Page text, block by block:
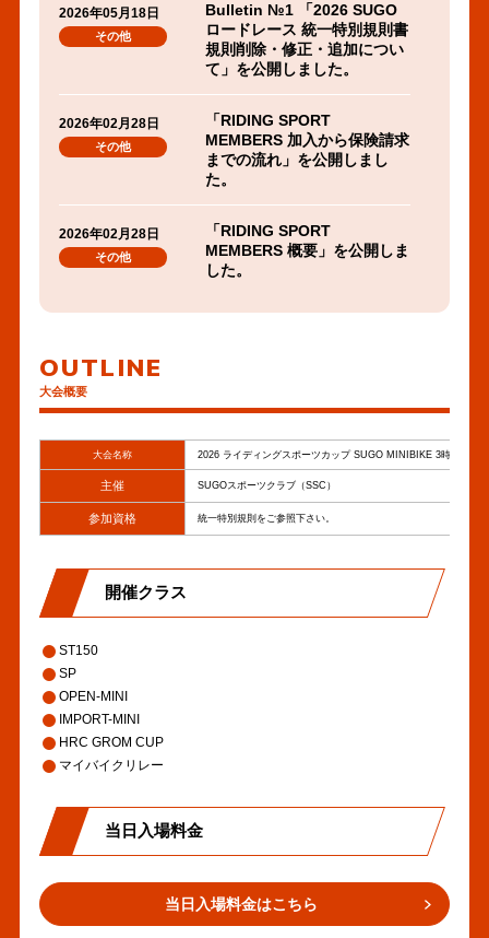
2026年05月18日
その他
Bulletin №1 「2026 SUGO
ロードレース 統一特別規則書
規則削除・修正・追加につい
て」を公開しました。
へ
の
ン
ク
2026年02月28日
その他
「RIDING SPORT
MEMBERS 加入から保険請求
までの流れ」を公開しまし
た。
へ
の
2026年02月28日
その他
「RIDING SPORT
MEMBERS 概要」を公開しま
した。
の
リ
ン
ク
2026年02月13日
「エントリー」を公開しまし
2026年01月12日
その他
大会概要を公開しました。
2026年01月12日
リザルト
■ 関係書類・リザルト・フォ
OUTLINE
大会概要
大会名称 2026 ライディングスポーツカップ SUGO MINIBIKE 3時間耐久
主催 SUGOスポーツクラブ（SSC）
参加資格 統一特別規則をご参照下さい。
開催クラス
ST150
SP
OPEN-MINI
IMPORT-MINI
HRC GROM CUP
マイバイクリレー
当日入場料金
当日入場料金はこちら